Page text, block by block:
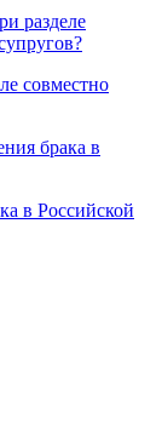
совместно
в Российской